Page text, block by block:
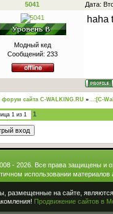
5041 Дата:
Модный кед
Сообщений: 233
haha
форум сайта C-WALKING.RU » ..:[C-
1 из 1 1
- 2026. Все права защищены и
использовании материалов
размещенные на сайте,
Продвижение сайтов в